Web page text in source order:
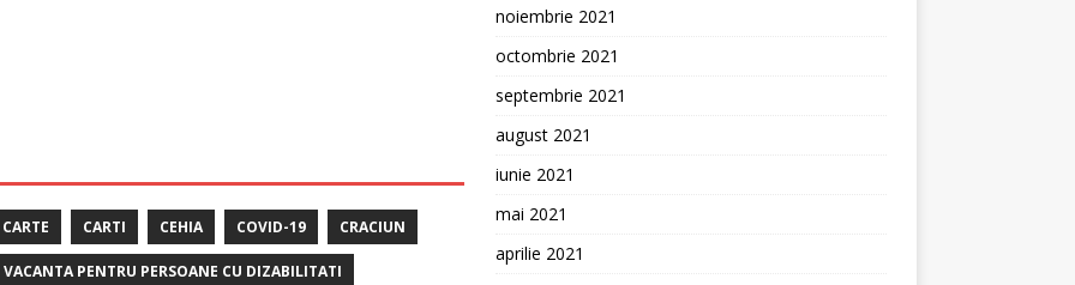
CARTE CARTI CEHIA COVID-19 CRACIUN
PENTRU PERSOANE CU DIZABILITATI
noiembrie 2021
octombrie 2021
septembrie 2021
august 2021
iunie 2021
mai 2021
aprilie 2021